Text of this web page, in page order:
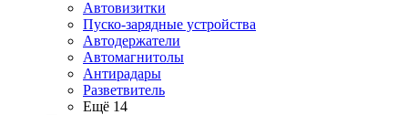
Автовизитки
Пуско-зарядные устройства
Автодержатели
Автомагнитолы
Антирадары
Разветвитель
Ещё 14